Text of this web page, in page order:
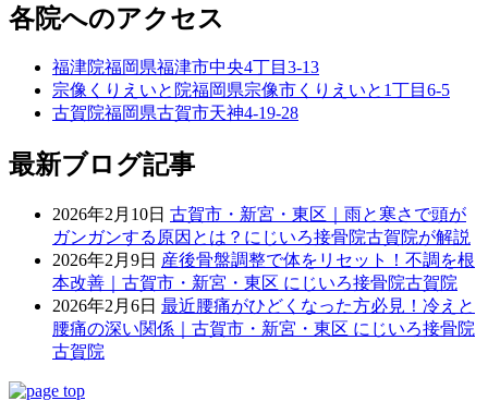
各院へのアクセス
福津院福岡県福津市中央4丁目3-13
宗像くりえいと院福岡県宗像市くりえいと1丁目6-5
古賀院福岡県古賀市天神4-19-28
最新ブログ記事
2026年2月10日 古賀市・新宮・東区｜雨と寒さで頭が
ガンガンする原因とは？にじいろ接骨院古賀院が解説
2026年2月9日 産後骨盤調整で体をリセット！不調を根
本改善｜古賀市・新宮・東区 にじいろ接骨院古賀院
2026年2月6日 最近腰痛がひどくなった方必見！冷えと
腰痛の深い関係｜古賀市・新宮・東区 にじいろ接骨院
古賀院